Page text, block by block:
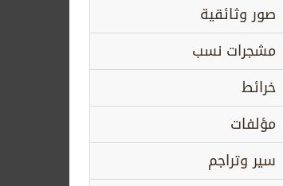
صور وثائقية
مشجرات نسب
خرائط
مؤلفات
سير وتراجم